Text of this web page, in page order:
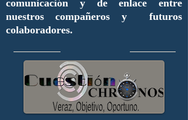
comunicación y de enlace entre
nuestros compañeros y futuros
colaboradores.